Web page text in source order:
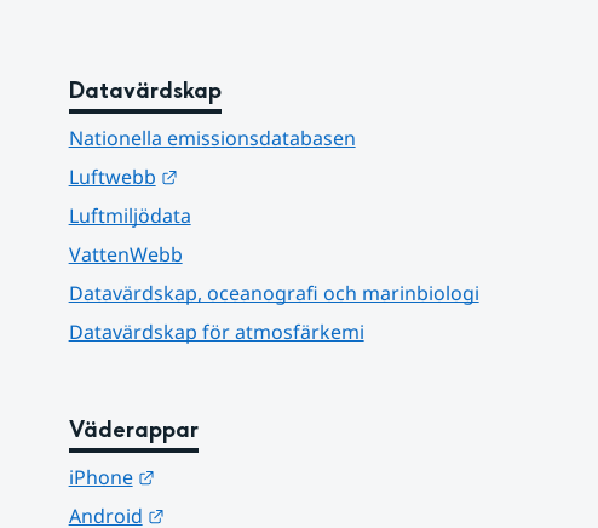
Datavärdskap
Nationella emissionsdatabasen
Luftwebb
Länk till annan webbplats.
Luftmiljödata
VattenWebb
Datavärdskap, oceanografi och marinbiologi
Datavärdskap för atmosfärkemi
Väderappar
iPhone
Länk till annan webbplats.
Android
Länk till annan webbplats.